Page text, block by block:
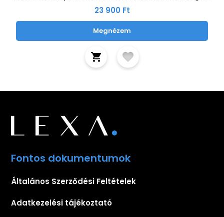
23 900 Ft
Megnézem
Fontos dokumentumok
Általános Szerződési Feltételek
Adatkezelési tájékoztató